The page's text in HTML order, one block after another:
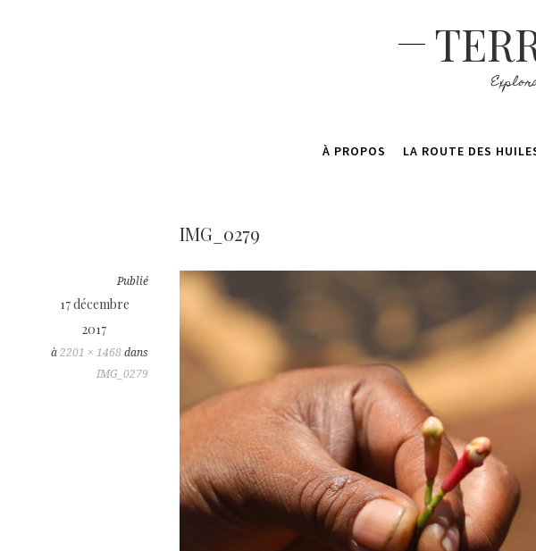
À PROPOS LA ROUTE DES
IMG_0279
Publié
17 décembre
2017
à 2201 × 1468 dans
IMG_0279